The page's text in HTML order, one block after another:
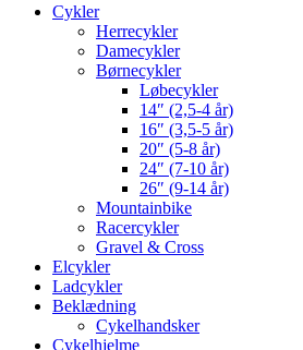
Cykler
Herrecykler
Damecykler
Børnecykler
Løbecykler
14″ (2,5-4 år)
16″ (3,5-5 år)
20″ (5-8 år)
24″ (7-10 år)
26″ (9-14 år)
Mountainbike
Racercykler
Gravel & Cross
Elcykler
Ladcykler
Beklædning
Cykelhandsker
Cykelhjelme